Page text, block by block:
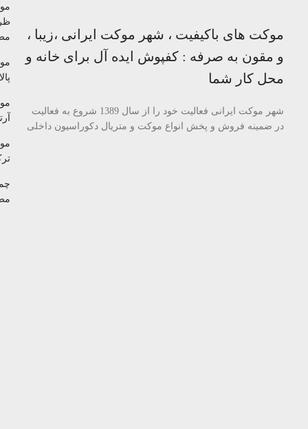
موکت های باکیفیت ، شهر موکت ایرانی ،زیبا ،
و مقون به صرفه : کفپوش ایده آل برای خانه و
محل کار شما
شهر موکت ایرانی فعالیت خود را از سال 1389 شروع به فعالیت
در ضمینه فروش و پخش انواع موکت و متریال دکوراسیون داخلی